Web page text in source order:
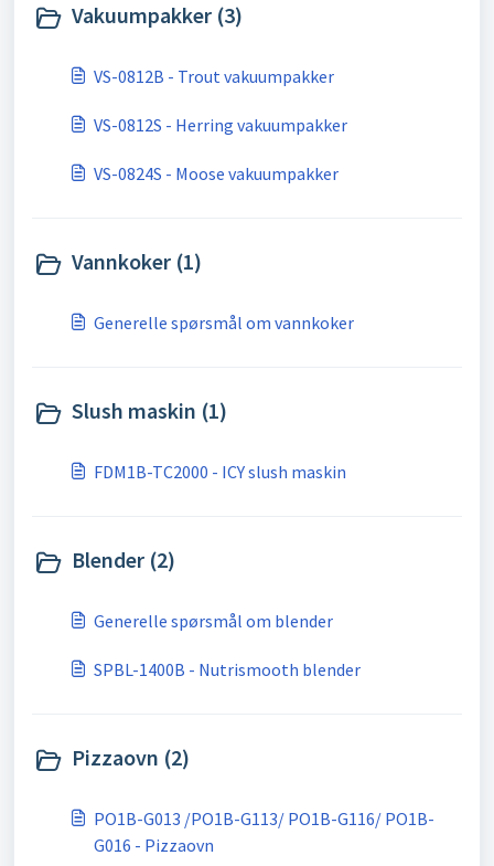
Vakuumpakker (3)
VS-0812B - Trout vakuumpakker
VS-0812S - Herring vakuumpakker
VS-0824S - Moose vakuumpakker
Vannkoker (1)
Generelle spørsmål om vannkoker
Slush maskin (1)
FDM1B-TC2000 - ICY slush maskin
Blender (2)
Generelle spørsmål om blender
SPBL-1400B - Nutrismooth blender
Pizzaovn (2)
PO1B-G013 /PO1B-G113/ PO1B-G116/ PO1B-
G016 - Pizzaovn